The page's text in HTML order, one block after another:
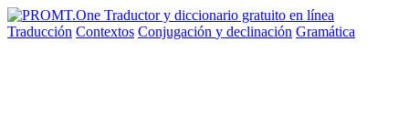
Traducción Contextos Conjugación y declinación Gramática